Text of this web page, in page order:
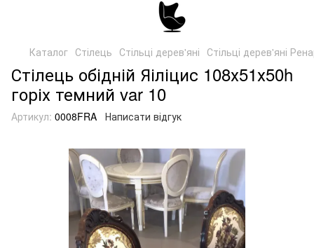
Каталог Стілець Стільці дерев'яні Стільці дерев'яні
Стілець обідній Яіліцис 108х51х50h
горіх темний var 10
Артикул: 0008FRA Написати відгук